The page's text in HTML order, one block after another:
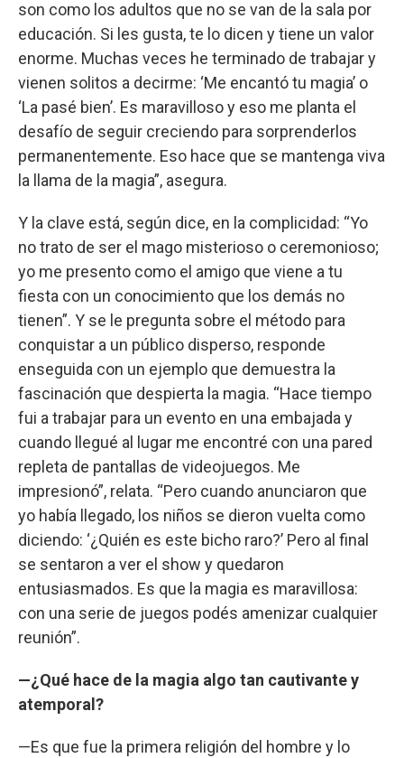
son como los adultos que no se van de la sala por
educación. Si les gusta, te lo dicen y tiene un valor
enorme. Muchas veces he terminado de trabajar y
vienen solitos a decirme: ‘Me encantó tu magia’ o
‘La pasé bien’. Es maravilloso y eso me planta el
desafío de seguir creciendo para sorprenderlos
permanentemente. Eso hace que se mantenga viva
la llama de la magia”, asegura.
Y la clave está, según dice, en la complicidad: “Yo
no trato de ser el mago misterioso o ceremonioso;
yo me presento como el amigo que viene a tu
fiesta con un conocimiento que los demás no
tienen”. Y se le pregunta sobre el método para
conquistar a un público disperso, responde
enseguida con un ejemplo que demuestra la
fascinación que despierta la magia. “Hace tiempo
fui a trabajar para un evento en una embajada y
cuando llegué al lugar me encontré con una pared
repleta de pantallas de videojuegos. Me
impresionó”, relata. “Pero cuando anunciaron que
yo había llegado, los niños se dieron vuelta como
diciendo: ‘¿Quién es este bicho raro?’ Pero al final
se sentaron a ver el show y quedaron
entusiasmados. Es que la magia es maravillosa:
con una serie de juegos podés amenizar cualquier
reunión”.
—¿Qué hace de la magia algo tan cautivante y
atemporal?
—Es que fue la primera religión del hombre y lo